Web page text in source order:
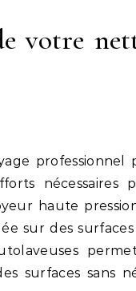
votre
nécessaires
haute
sur des
surfaces sans